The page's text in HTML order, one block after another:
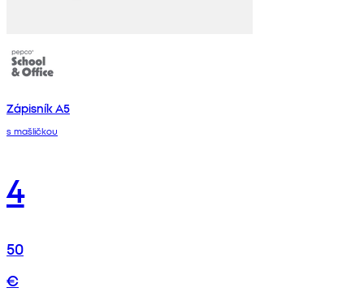
Zápisník A5
s mašličkou
4
50
€